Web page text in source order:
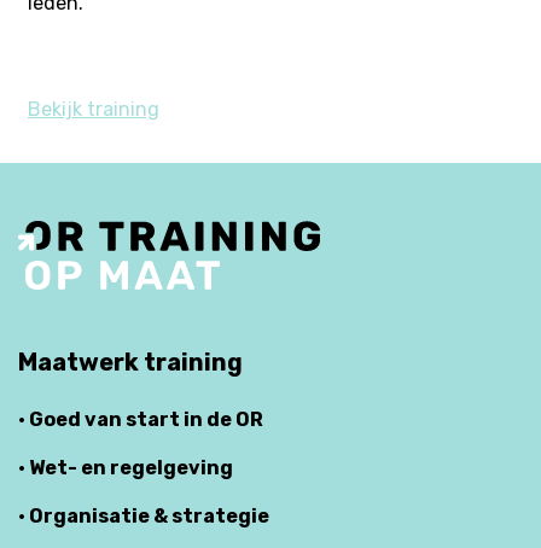
Bekijk training
Maatwerk training
· Goed van start in de OR
· Wet- en regelgeving
· Organisatie & strategie